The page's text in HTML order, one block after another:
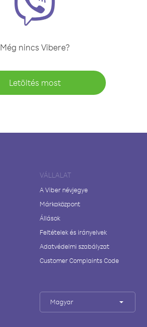
Még nincs Vibere?
Letöltés most
VÁLLALAT
A Viber névjegye
Márkaközpont
Állások
Feltételek és irányelvek
Adatvédelmi szabályzat
Customer Complaints Code
Magyar